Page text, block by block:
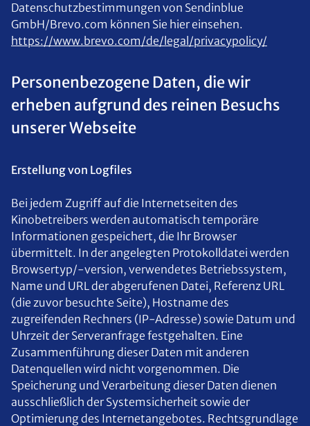
Datenschutzbestimmungen von Sendinblue
GmbH/Brevo.com können Sie hier einsehen.
https://www.brevo.com/de/legal/privacypolicy/
Personenbezogene Daten, die wir
erheben aufgrund des reinen Besuchs
unserer Webseite
Erstellung von Logfiles
Bei jedem Zugriff auf die Internetseiten des
Kinobetreibers werden automatisch temporäre
Informationen gespeichert, die Ihr Browser
übermittelt. In der angelegten Protokolldatei werden
Browsertyp/-version, verwendetes Betriebssystem,
Name und URL der abgerufenen Datei, Referenz URL
(die zuvor besuchte Seite), Hostname des
zugreifenden Rechners (IP-Adresse) sowie Datum und
Uhrzeit der Serveranfrage festgehalten. Eine
Zusammenführung dieser Daten mit anderen
Datenquellen wird nicht vorgenommen. Die
Speicherung und Verarbeitung dieser Daten dienen
ausschließlich der Systemsicherheit sowie der
Optimierung des Internetangebotes. Rechtsgrundlage